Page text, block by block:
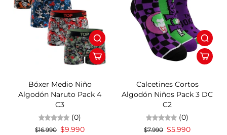
Bóxer Medio Niño
Algodón Naruto Pack 4
C3
(0)
$16.990 $9.990
Calcetines Cortos
Algodón Niños Pack 3 DC
C2
(0)
$7.990 $5.990